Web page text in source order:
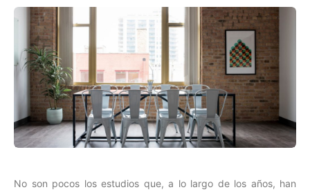
No son pocos los estudios que, a lo largo de los años, han